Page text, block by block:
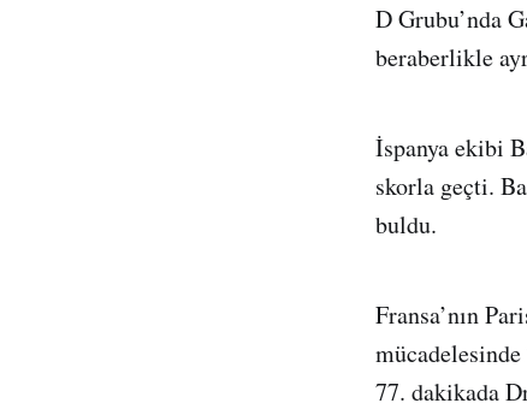
D Grubu’nda
beraberlikle
İspanya ekibi
skorla geçti.
buldu.
Fransa’nın
77. dakikada